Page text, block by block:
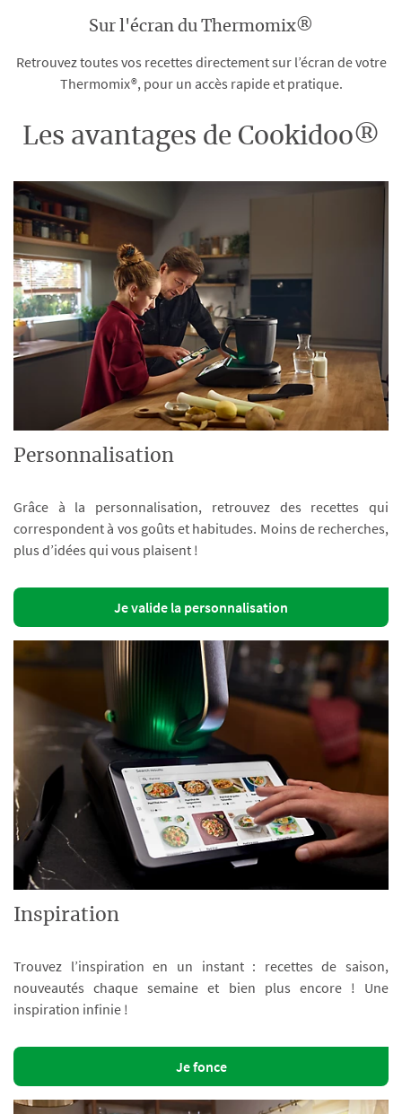
Sur l'écran du Thermomix®
Retrouvez toutes vos recettes directement sur l’écran de votre
Thermomix®, pour un accès rapide et pratique.
Les avantages de Cookidoo®
Personnalisation
Grâce à la personnalisation, retrouvez des recettes qui
correspondent à vos goûts et habitudes. Moins de recherches,
plus d’idées qui vous plaisent !
Je valide la personnalisation
Inspiration
Trouvez l’inspiration en un instant : recettes de saison,
nouveautés chaque semaine et bien plus encore ! Une
inspiration infinie !
Je fonce